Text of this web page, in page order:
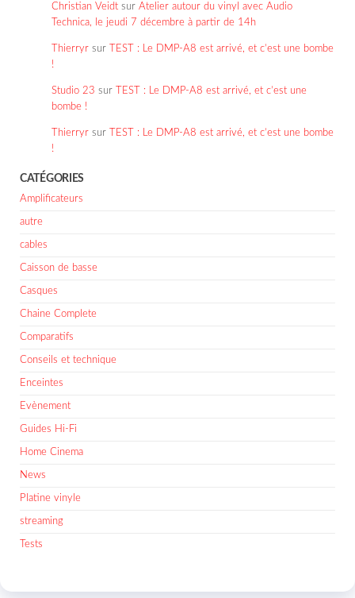
Christian Veidt sur Atelier autour du vinyl avec Audio
Technica, le jeudi 7 décembre à partir de 14h
Thierryr sur
TEST : Le DMP-A8 est arrivé, et c’est une bombe
!
Studio 23 sur
TEST : Le DMP-A8 est arrivé, et c’est une
bombe !
Thierryr sur
TEST : Le DMP-A8 est arrivé, et c’est une bombe
!
CATÉGORIES
Amplificateurs
autre
cables
Caisson de basse
Casques
Chaine Complete
Comparatifs
Conseils et technique
Enceintes
Evènement
Guides Hi-Fi
Home Cinema
News
Platine vinyle
streaming
Tests